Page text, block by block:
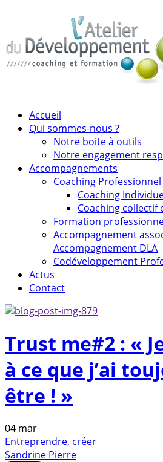
Accueil
Qui sommes-nous ?
Notre boite à outils
Notre engagement
Accompagnements
Coaching Professionnel
Coaching
Coaching collectif
Formation
Accompagnement
Accompagnement DLA
Codéveloppement
Actus
Contact
Trust me#2 : «
à ce que j’ai
être ! »
04 mar
Entreprendre, créer
Sandrine Pierre